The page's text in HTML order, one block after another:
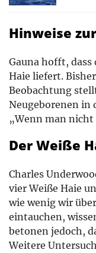
Hinweise
Gauna hofft, dass
Haie liefert.
Beobachtung
Neugeborenen in
„Wenn man
Der Weiße
Charles
vier Weiße Haie
wie wenig wir
eintauchen,
betonen jedoch,
Weitere